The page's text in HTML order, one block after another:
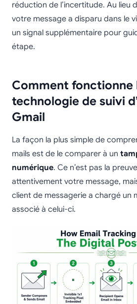
réduction de l’incertitude. Au lieu
votre message a disparu dans le
un signal supplémentaire pour
étape.
Comment fonctionne
technologie de suivi
Gmail
La façon la plus simple de
mails est de le comparer à un
numérique. Ce n’est pas la
attentivement votre message,
client de messagerie a chargé un
associé à celui-ci.